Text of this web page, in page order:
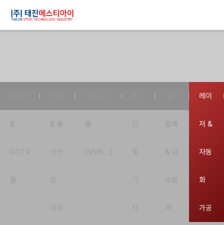
&
CCTV
폴
& 통
신선
로
자재
물
(VMS...)
신
및
기
타
함체
& 금
속함
체
레이
저 &
자동
화
가공